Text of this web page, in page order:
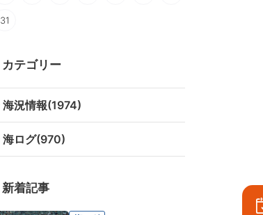
31
カテゴリー
海況情報(1974)
海ログ(970)
新着記事